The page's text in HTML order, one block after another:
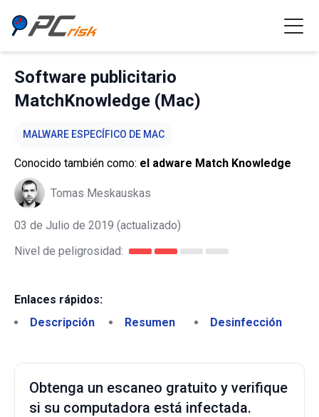
Software publicitario
MatchKnowledge (Mac)
MALWARE ESPECÍFICO DE MAC
Conocido también como: el adware Match Knowledge
Tomas Meskauskas
03 de Julio de 2019 (actualizado)
Nivel de peligrosidad:
Enlaces rápidos:
Descripción
Resumen Desinfección
Obtenga un escaneo gratuito y verifique
si su computadora está infectada.